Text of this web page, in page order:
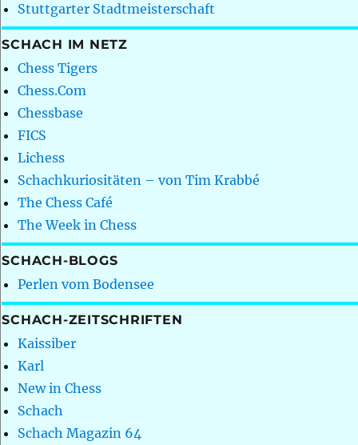
Stuttgarter Stadtmeisterschaft
SCHACH IM NETZ
Chess Tigers
Chess.Com
Chessbase
FICS
Lichess
Schachkuriositäten – von Tim Krabbé
The Chess Café
The Week in Chess
SCHACH-BLOGS
Perlen vom Bodensee
SCHACH-ZEITSCHRIFTEN
Kaissiber
Karl
New in Chess
Schach
Schach Magazin 64